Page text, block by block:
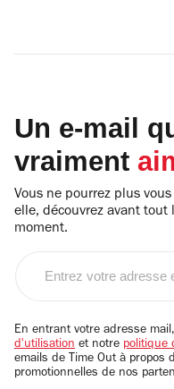
Un e-mail
vraiment
Vous ne pourrez plus
elle, découvrez avant
moment.
email
En entrant votre adresse
d'utilisation et notre politique
emails de Time Out à propos
promotionnelles de nos